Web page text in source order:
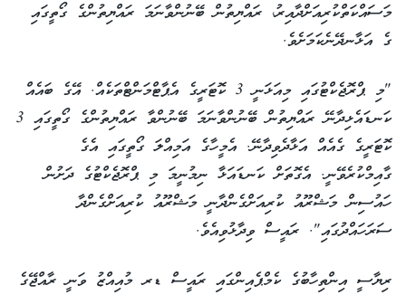
މަސައްކަތްކުރިއަށްދާއިރު، ރައްޔިތުން ބޭނުންވާނަމަ ރައްޔިތުންގެ ގޯތީގައި
ގެ އަޅާނދޭނެކަމަށެވެ.
"މި ޕްރޮޖެކްޓުގައި މިއަޅަނީ 3 ކޮޓަރީގެ އެޕާޓްމަންޓްތަކެއް. އޭގެ ބައެއް
ކަނޑައެޅިދާނޭ ރައްޔިތުން ބޭނުންވާނަމަ ބޭނުންވާ ރައްޔިތުންގެ ގޯތީގައި 3
ކޮޓަރީގެ ގެއެއް އަޅާދެވިދާނޭ. އެމީހާގެ އަމިއްލަ ގޯތީގައި އެގެ
ގާއިމްކުރެވޭނީ. އެގޮތަށް ކަނޑައަޅާ ނިމުނީމަ މި ޕްރޮޖެކްޓުގެ ދަށުން
ހައުސިން މަޝްރޫއު ކުރިއަށްގެންދާނީ މަޝްރޫއު ކުރިއަށްގެންދާ
ސަރަހައްދުގައި". ރައީސް ވިދާޅުވިއެވެ.
ރިޔާސީ އިންތިހާބުގެ ކެމްޕެއިންގައި ރައީސް ޑރ މުއިއްޒު ވަނީ ރާއްޖޭގެ